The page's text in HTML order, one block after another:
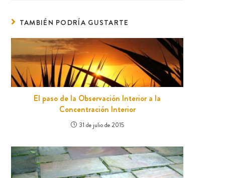
TAMBIÉN PODRÍA GUSTARTE
El paso de la Observación Interior a la
Concentración Interior
31 de julio de 2015